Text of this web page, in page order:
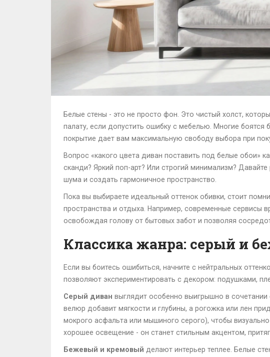
Белые стены - это не просто фон. Это чистый холст,
палату, если допустить ошибку с мебелью. Многие
покрытие дает вам максимальную свободу выбора при
Вопрос «какого цвета диван поставить под белые обои»
сканди? Яркий поп-арт? Или строгий минимализм?
шума и создать гармоничное пространство.
Пока вы выбираете идеальный оттенок обивки, стоит
пространства и отдыха. Например, современные сервисы
освобождая голову от бытовых забот и позволяя
Классика жанра: серый и
Если вы боитесь ошибиться, начните с нейтральных
позволяют экспериментировать с декором: подушками,
Серый диван выглядит особенно выигрышно в сочетании
велюр добавит мягкости и глубины, а рогожка или лен
мокрого асфальта или мышиного серого), чтобы
хорошее освещение - он станет стильным акцентом,
Бежевый и кремовый делают интерьер теплее. Белые